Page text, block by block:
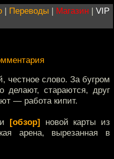
| Переводы | Магазин | VIP
честное слово. За бугром
делают, стараются, друг
— работа кипит.
[обзор] новой карты из
арена, вырезанная в